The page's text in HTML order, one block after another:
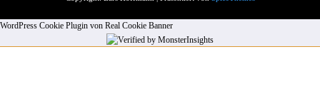
WordPress Cookie Plugin von Real Cookie Banner